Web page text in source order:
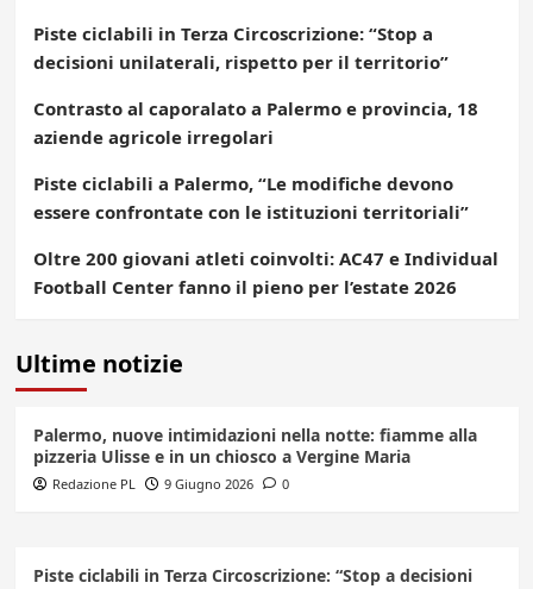
Piste ciclabili in Terza Circoscrizione: “Stop a
decisioni unilaterali, rispetto per il territorio”
Contrasto al caporalato a Palermo e provincia, 18
aziende agricole irregolari
Piste ciclabili a Palermo, “Le modifiche devono
essere confrontate con le istituzioni territoriali”
Oltre 200 giovani atleti coinvolti: AC47 e Individual
Football Center fanno il pieno per l’estate 2026
Ultime notizie
Palermo, nuove intimidazioni nella notte: fiamme alla
pizzeria Ulisse e in un chiosco a Vergine Maria
Redazione PL 9 Giugno 2026 0
Piste ciclabili in Terza Circoscrizione: “Stop a decisioni